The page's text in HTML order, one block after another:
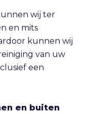
wij ter
en mits
kunnen wij
van uw
een
en buiten